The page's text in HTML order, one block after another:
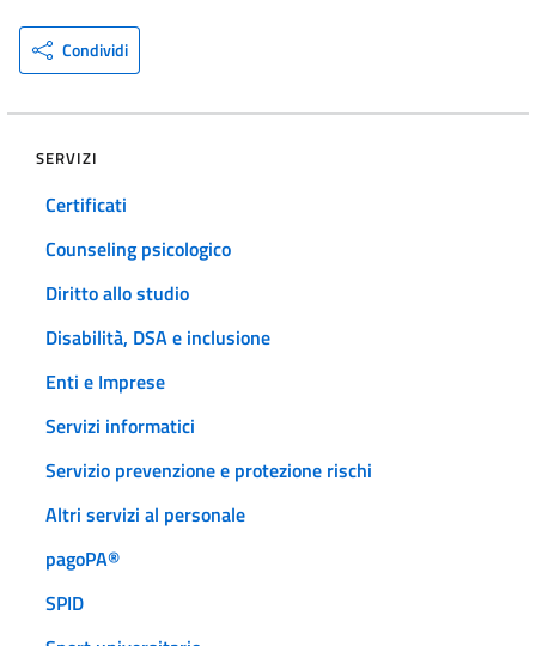
Condividi
SERVIZI
Certificati
Counseling psicologico
Diritto allo studio
Disabilità, DSA e inclusione
Enti e Imprese
Servizi informatici
Servizio prevenzione e protezione rischi
Altri servizi al personale
pagoPA®
SPID